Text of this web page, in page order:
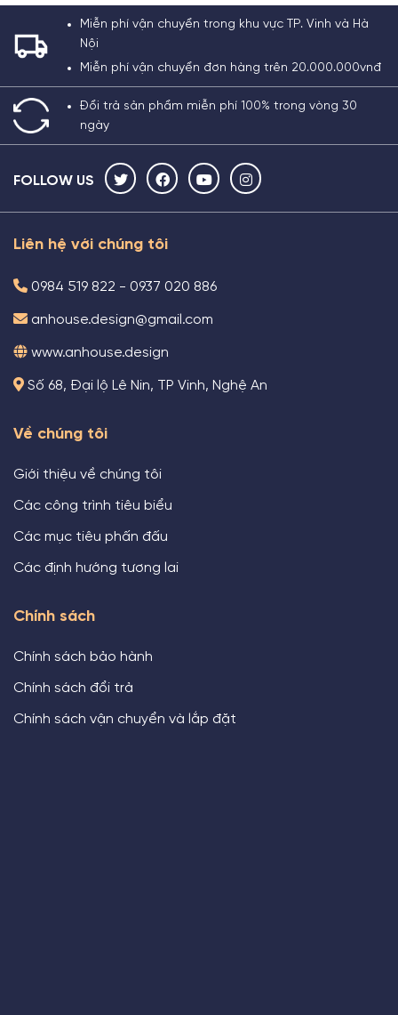
Miễn phí vận chuyển trong khu vực TP. Vinh và Hà
Nội
Miễn phí vận chuyển đơn hàng trên 20.000.000vnđ
Đổi trả sản phẩm miễn phí 100% trong vòng 30
ngày
FOLLOW US
Liên hệ với chúng tôi
0984 519 822 - 0937 020 886
anhouse.design@gmail.com
www.anhouse.design
Số 68, Đại lộ Lê Nin, TP Vinh, Nghệ An
Về chúng tôi
Giới thiệu về chúng tôi
Các công trình tiêu biểu
Các mục tiêu phấn đấu
Các định hướng tương lai
Chính sách
Chính sách bảo hành
Chính sách đổi trả
Chính sách vận chuyển và lắp đặt